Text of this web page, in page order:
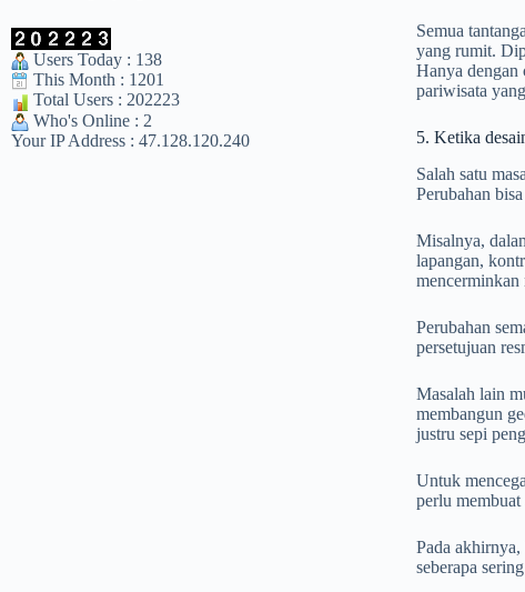
Semua
yang rumit.
Hanya dengan
pariwisata
5. Ketika
Salah satu
Perubahan
Misalnya,
lapangan,
Perubahan
persetujuan
Masalah lain
membangun
justru sepi
Untuk
perlu membuat
Pada
seberapa
Users Today : 138
This Month : 1201
Total Users : 202223
Who's Online : 2
Your IP Address : 47.128.120.240